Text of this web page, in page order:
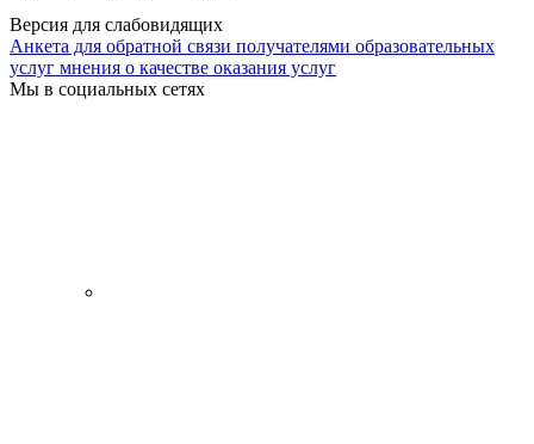
Версия для слабовидящих
Анкета для обратной связи получателями образовательных
услуг мнения о качестве оказания услуг
Мы в социальных сетях